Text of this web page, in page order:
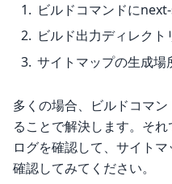
ビルドコマンドに
ビルド出力ディレクト
サイトマップの生成場
多くの場合、ビルドコマン
ることで解決します。そ
ログを確認して、サイト
確認してみてください。